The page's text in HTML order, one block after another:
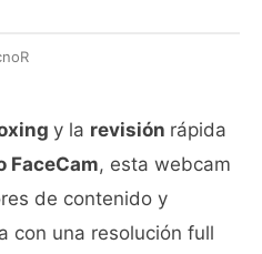
y la revisión rápida
FaceCam, esta webcam
de contenido y
con una resolución full